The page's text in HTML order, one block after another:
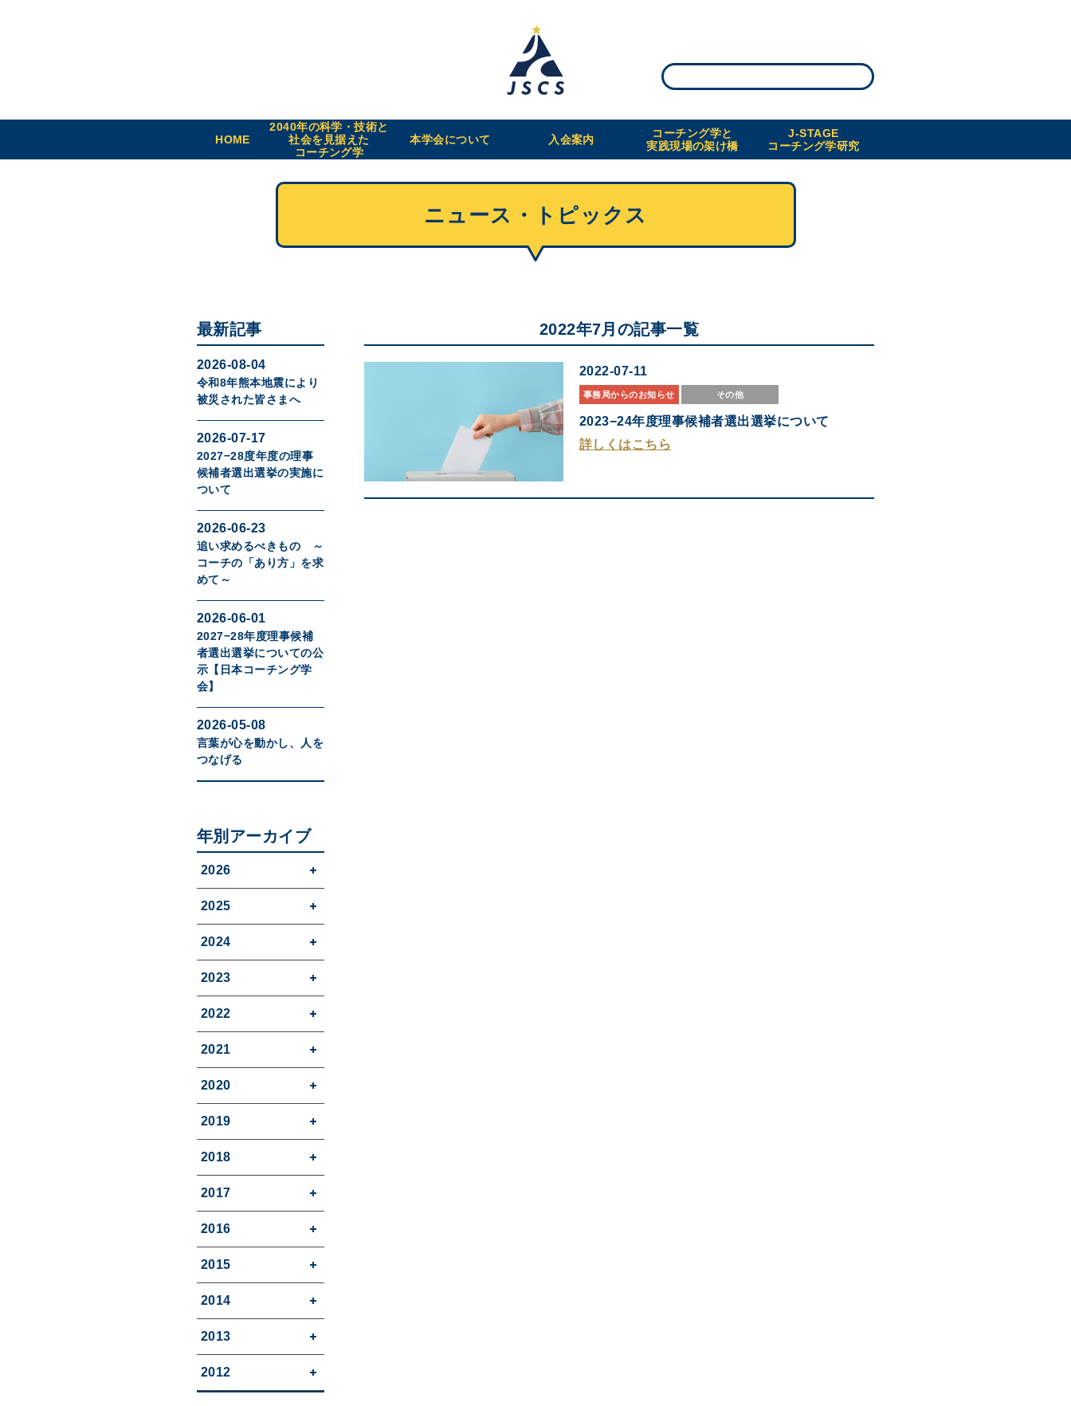
HOME
2040年の科学・技術と
社会を見据えた
コーチング学
本学会について 入会案内
コーチング学と
実践現場の架け橋
J-STAGE
コーチング学研究
ニュース・トピックス
2022年7月の記事一覧
2022-07-11
事務局からのお知らせ その他
2023−24年度理事候補者選出選挙について
詳しくはこちら
最新記事
2026-08-04
令和8年熊本地震により
被災された皆さまへ
2026-07-17
2027−28度年度の理事
候補者選出選挙の実施に
ついて
2026-06-23
追い求めるべきもの ～
コーチの「あり方」を求
めて～
2026-06-01
2027−28年度理事候補
者選出選挙についての公
示【日本コーチング学
会】
2026-05-08
言葉が心を動かし、人を
つなげる
年別アーカイブ
2026
2025
2024
2023
2022
2021
2020
2019
2018
2017
2016
2015
2014
2013
2012